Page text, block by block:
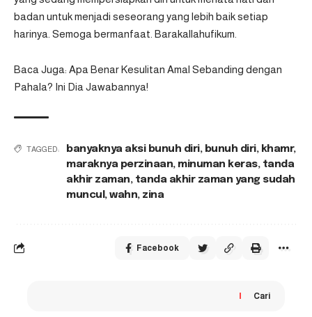
badan untuk menjadi seseorang yang lebih baik setiap
harinya. Semoga bermanfaat. Barakallahufikum.
Baca Juga: Apa Benar Kesulitan Amal Sebanding dengan
Pahala? Ini Dia Jawabannya!
TAGGED: banyaknya aksi bunuh diri, bunuh diri, khamr,
maraknya perzinaan, minuman keras, tanda
akhir zaman, tanda akhir zaman yang sudah
muncul ,wahn, zina
Facebook
Cari